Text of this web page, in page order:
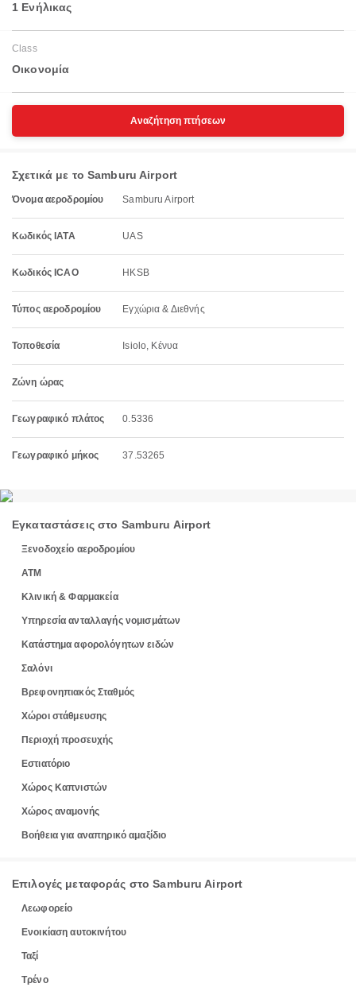
1 Ενήλικας
Class
Οικονομία
Αναζήτηση πτήσεων
Σχετικά με το Samburu Airport
Όνομα αεροδρομίου Samburu Airport
Κωδικός IATA UAS
Κωδικός ICAO HKSB
Τύπος αεροδρομίου Εγχώρια & Διεθνής
Τοποθεσία Isiolo, Κένυα
Ζώνη ώρας
Γεωγραφικό πλάτος 0.5336
Γεωγραφικό μήκος 37.53265
Εγκαταστάσεις στο Samburu Airport
Ξενοδοχείο αεροδρομίου
ΑΤΜ
Κλινική & Φαρμακεία
Υπηρεσία ανταλλαγής νομισμάτων
Κατάστημα αφορολόγητων ειδών
Σαλόνι
Βρεφονηπιακός Σταθμός
Χώροι στάθμευσης
Περιοχή προσευχής
Εστιατόριο
Χώρος Καπνιστών
Χώρος αναμονής
Βοήθεια για αναπηρικό αμαξίδιο
Επιλογές μεταφοράς στο Samburu Airport
Λεωφορείο
Ενοικίαση αυτοκινήτου
Ταξί
Τρένο